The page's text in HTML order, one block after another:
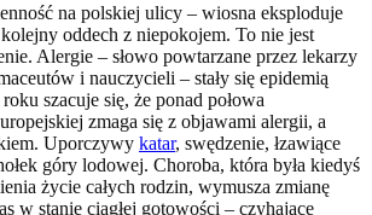
na polskiej ulicy – wiosna eksploduje
kolejny oddech z niepokojem. To nie jest
Alergie – słowo powtarzane przez lekarzy
i nauczycieli – stały się epidemią
szacuje się, że ponad połowa
zmaga się z objawami alergii, a
Uporczywy katar, swędzenie, łzawiące
góry lodowej. Choroba, która była kiedyś
życie całych rodzin, wymusza zmianę
w stanie ciągłej gotowości – czyhające